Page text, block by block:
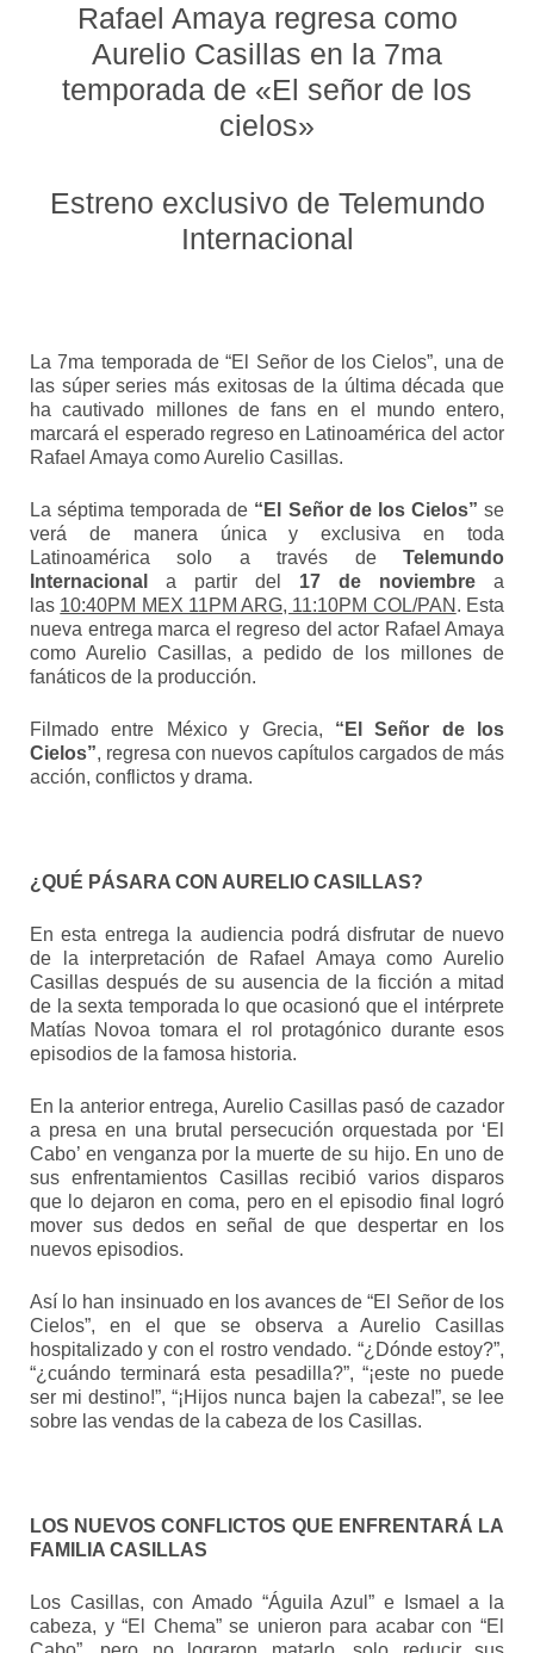
Rafael Amaya regresa como
Aurelio Casillas en la 7ma
temporada de «El señor de los
cielos»
Estreno exclusivo de Telemundo
Internacional
La 7ma temporada de “El Señor de los Cielos”, una de
las súper series más exitosas de la última década que
ha cautivado millones de fans en el mundo entero,
marcará el esperado regreso en Latinoamérica del actor
Rafael Amaya como Aurelio Casillas.
La séptima temporada de “El Señor de los Cielos” se
verá de manera única y exclusiva en toda
Latinoamérica solo a través de Telemundo
Internacional
a partir del 17 de noviembre a
las 10:40PM MEX 11PM ARG, 11:10PM COL/PAN . Esta
nueva entrega marca el regreso del actor Rafael Amaya
como Aurelio Casillas, a pedido de los millones de
fanáticos de la producción.
Filmado entre México y Grecia, “El Señor de los
Cielos”, regresa con nuevos capítulos cargados de más
acción, conflictos y drama.
¿QUÉ PÁSARA CON AURELIO CASILLAS?
En esta entrega la audiencia podrá disfrutar de nuevo
de la interpretación de Rafael Amaya como Aurelio
Casillas después de su ausencia de la ficción a mitad
de la sexta temporada lo que ocasionó que el intérprete
Matías Novoa tomara el rol protagónico durante esos
episodios de la famosa historia.
En la anterior entrega, Aurelio Casillas pasó de cazador
a presa en una brutal persecución orquestada por ‘El
Cabo’ en venganza por la muerte de su hijo. En uno de
sus enfrentamientos Casillas recibió varios disparos
que lo dejaron en coma, pero en el episodio final logró
mover sus dedos en señal de que despertar en los
nuevos episodios.
Así lo han insinuado en los avances de “El Señor de los
Cielos”, en el que se observa a Aurelio Casillas
hospitalizado y con el rostro vendado. “¿Dónde estoy?”,
“¿cuándo terminará esta pesadilla?”, “¡este no puede
ser mi destino!”, “¡Hijos nunca bajen la cabeza!”, se lee
sobre las vendas de la cabeza de los Casillas.
LOS NUEVOS CONFLICTOS QUE ENFRENTARÁ LA
FAMILIA CASILLAS
Los Casillas, con Amado “Águila Azul” e Ismael a la
cabeza, y “El Chema” se unieron para acabar con “El